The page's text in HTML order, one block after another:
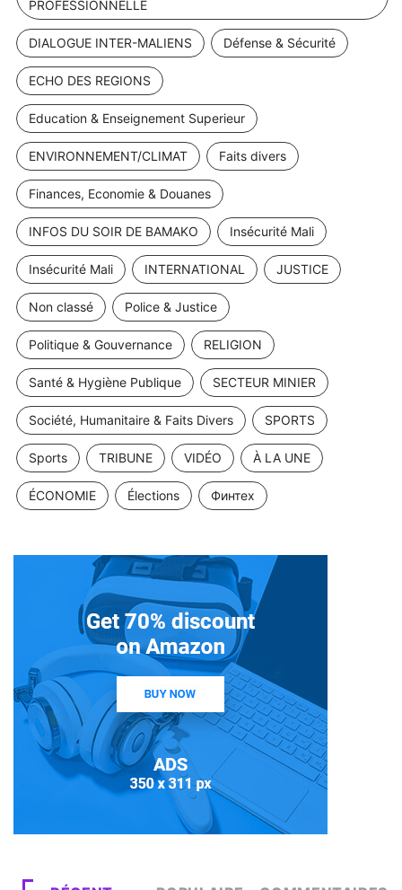
PROFESSIONNELLE
DIALOGUE INTER-MALIENS Défense & Sécurité
ECHO DES REGIONS
Education & Enseignement Superieur
ENVIRONNEMENT/CLIMAT Faits divers
Finances, Economie & Douanes
INFOS DU SOIR DE BAMAKO Insécurité Mali
Insécurité Mali INTERNATIONAL JUSTICE
Non classé Police & Justice
Politique & Gouvernance RELIGION
Santé & Hygiène Publique SECTEUR MINIER
Société, Humanitaire & Faits Divers SPORTS
Sports TRIBUNE VIDÉO À LA UNE
ÉCONOMIE Élections Финтех